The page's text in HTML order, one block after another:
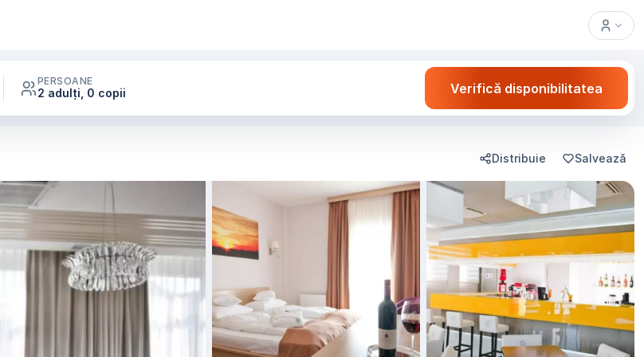
PERSOANE
2 adulți, 0 copii Verifică disponibilitatea
Distribuie Salvează